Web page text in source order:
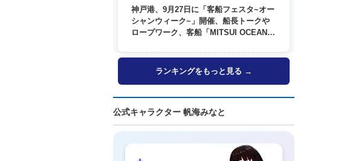
神戸港、9月27日に「客船フェスタ~オー
シャンウィーク~」開催、船長トークや
ロープワーク、客船「MITSUI OCEAN
ランキングをもっと見る →
公式キャラクター 帆海みなと